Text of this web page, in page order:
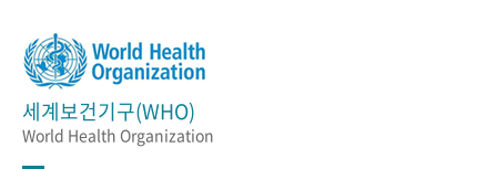
세계보건기구(WHO)
World Health Organization